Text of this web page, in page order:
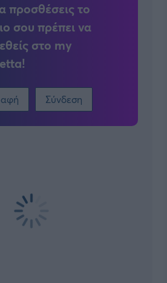
προσθέσεις το
σου πρέπει να
στο my
Σύνδεση